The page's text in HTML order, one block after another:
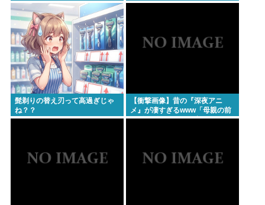
髭剃りの替え刃って高過ぎじゃ
ね？？
【衝撃画像】昔の『深夜アニ
メ』が凄すぎるwww「母親の前
でギリギリ見れる深夜アニメ」